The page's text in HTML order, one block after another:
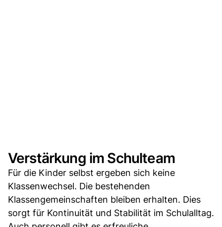
Verstärkung im Schulteam
Für die Kinder selbst ergeben sich keine
Klassenwechsel. Die bestehenden
Klassengemeinschaften bleiben erhalten. Dies
sorgt für Kontinuität und Stabilität im Schulalltag.